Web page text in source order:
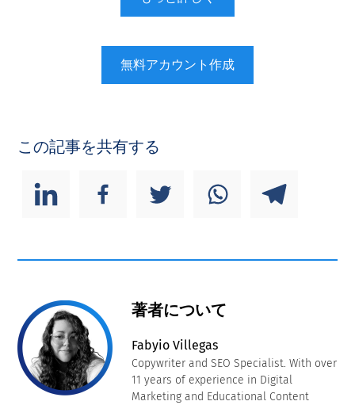
無料アカウント作成
この記事を共有する
著者について
Fabyio Villegas
Copywriter and SEO Specialist. With over
11 years of experience in Digital
Marketing and Educational Content